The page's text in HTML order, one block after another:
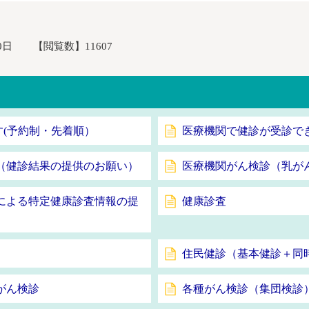
【閲覧数】 11607
約制・先着順） 医療機関で健診が受診で
診結果の提供のお願い） 医療機関がん検診（乳が
よる特定健康診査情報の提 健康診査
住民健診（基本健診＋同
ん検診 各種がん検診（集団検診